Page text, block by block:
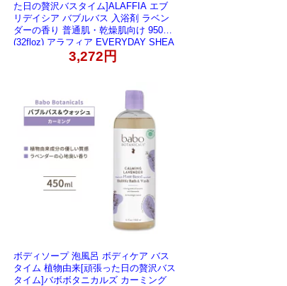
た日の贅沢バスタイム]ALAFFIA エブ
リデイシア バブルバス 入浴剤 ラベン
ダーの香り 普通肌・乾燥肌向け 950ml
(32floz) アラフィア EVERYDAY SHEA
Bubble Bath Lavender 32floz 950ml
3,272円
ボディソープ 泡風呂 ボディケア バス
タイム 植物由来[頑張った日の贅沢バス
タイム]バボボタニカルズ カーミング